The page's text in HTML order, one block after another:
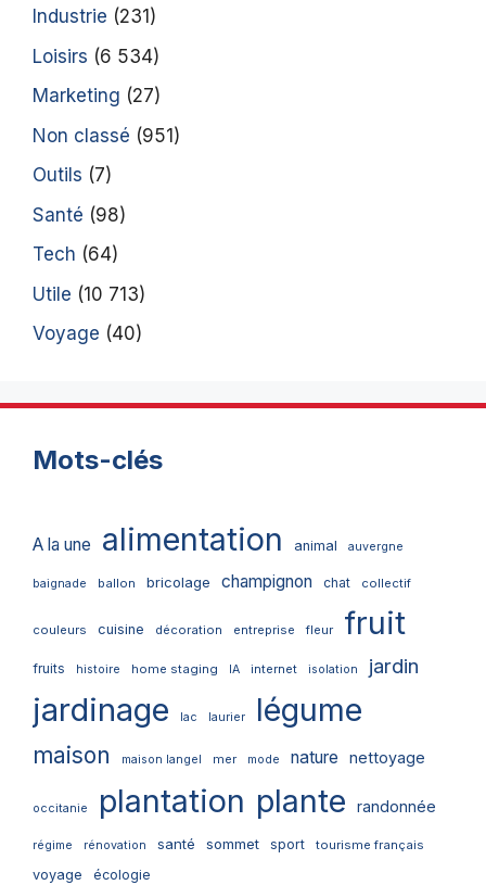
Industrie (231)
Loisirs (6 534)
Marketing (27)
Non classé (951)
Outils (7)
Santé (98)
Tech (64)
Utile (10 713)
Voyage (40)
Mots-clés
A la une alimentation animal auvergne
baignade ballon bricolage champignon chat collectif
couleurs cuisine décoration entreprise fleur fruit
fruits histoire home staging IA internet isolation jardin
jardinage lac laurier légume
maison maison langel mer mode nature nettoyage
occitanie plantation plante randonnée
régime rénovation santé sommet sport tourisme français
voyage écologie